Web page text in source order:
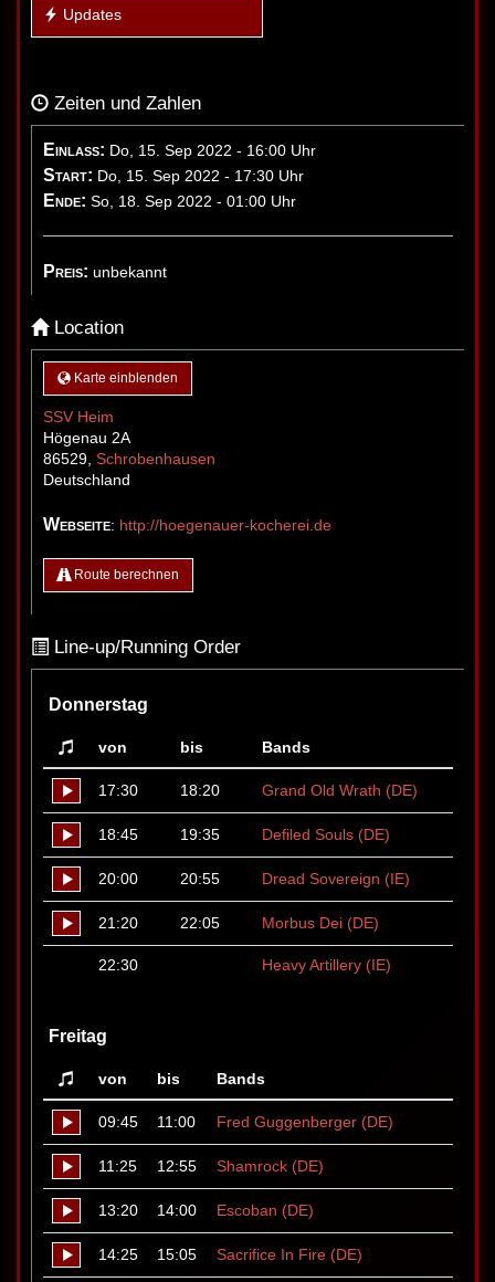
Updates
Zeiten und Zahlen
Einlass: Do, 15. Sep 2022 - 16:00 Uhr
Start: Do, 15. Sep 2022 - 17:30 Uhr
Ende: So, 18. Sep 2022 - 01:00 Uhr
Preis: unbekannt
Location
Karte einblenden
SSV Heim
Högenau 2A
86529, Schrobenhausen
Deutschland
Webseite: http://hoegenauer-kocherei.de
Route berechnen
Line-up/Running Order
Donnerstag
von bis Bands
17:30 18:20 Grand Old Wrath (DE)
18:45 19:35 Defiled Souls (DE)
20:00 20:55 Dread Sovereign (IE)
21:20 22:05 Morbus Dei (DE)
22:30 Heavy Artillery (IE)
Freitag
von bis Bands
09:45 11:00 Fred Guggenberger (DE)
11:25 12:55 Shamrock (DE)
13:20 14:00 Escoban (DE)
14:25 15:05 Sacrifice In Fire (DE)